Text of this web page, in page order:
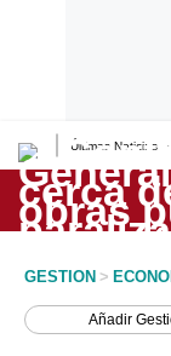
Últimas Noticias
Lo último
Peru Quiosco
GESTION >
Añadir